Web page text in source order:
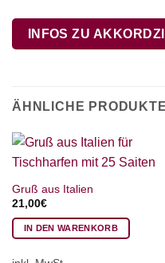
INFOS ZU
ÄHNLICHE PRODUKTE
Gruß aus Italien
21,00€
IN DEN WARENKORB